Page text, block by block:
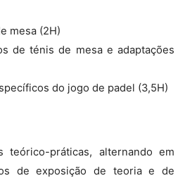
mesa (2H)
de ténis de mesa e adaptações
do jogo de padel (3,5H)
teórico-práticas, alternando em
de exposição de teoria e de